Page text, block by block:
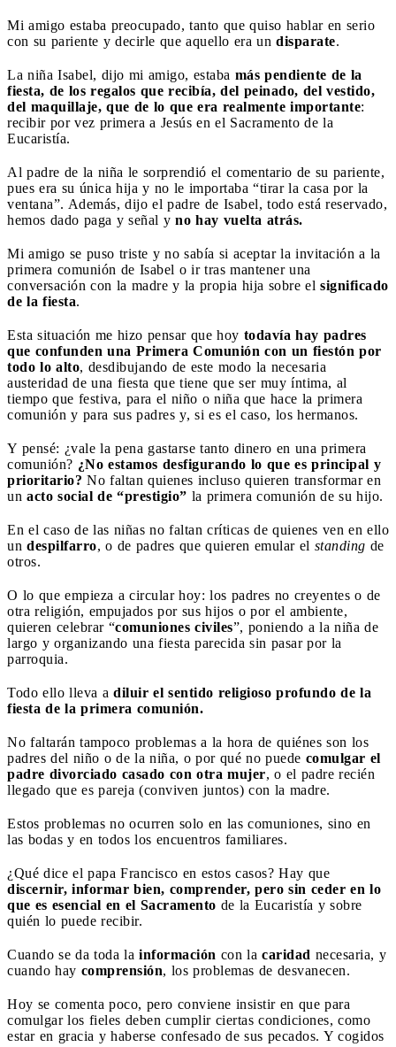
Mi amigo estaba preocupado, tanto que quiso hablar en serio
con su pariente y decirle que aquello era un disparate.
La niña Isabel, dijo mi amigo, estaba más pendiente de la
fiesta, de los regalos que recibía, del peinado, del vestido,
del maquillaje, que de lo que era realmente importante:
recibir por vez primera a Jesús en el Sacramento de la
Eucaristía.
Al padre de la niña le sorprendió el comentario de su pariente,
pues era su única hija y no le importaba “tirar la casa por la
ventana”. Además, dijo el padre de Isabel, todo está reservado,
hemos dado paga y señal y no hay vuelta atrás.
Mi amigo se puso triste y no sabía si aceptar la invitación a la
primera comunión de Isabel o ir tras mantener una
conversación con la madre y la propia hija sobre el significado
de la fiesta.
Esta situación me hizo pensar que hoy todavía hay padres
que confunden una Primera Comunión con un fiestón por
todo lo alto, desdibujando de este modo la necesaria
austeridad de una fiesta que tiene que ser muy íntima, al
tiempo que festiva, para el niño o niña que hace la primera
comunión y para sus padres y, si es el caso, los hermanos.
Y pensé: ¿vale la pena gastarse tanto dinero en una primera
comunión? ¿No estamos desfigurando lo que es principal y
prioritario? No faltan quienes incluso quieren transformar en
un acto social de “prestigio” la primera comunión de su hijo.
En el caso de las niñas no faltan críticas de quienes ven en ello
un despilfarro, o de padres que quieren emular el standing de
otros.
O lo que empieza a circular hoy: los padres no creyentes o de
otra religión, empujados por sus hijos o por el ambiente,
quieren celebrar “comuniones civiles”, poniendo a la niña de
largo y organizando una fiesta parecida sin pasar por la
parroquia.
Todo ello lleva a diluir el sentido religioso profundo de la
fiesta de la primera comunión.
No faltarán tampoco problemas a la hora de quiénes son los
padres del niño o de la niña, o por qué no puede comulgar el
padre divorciado casado con otra mujer, o el padre recién
llegado que es pareja (conviven juntos) con la madre.
Estos problemas no ocurren solo en las comuniones, sino en
las bodas y en todos los encuentros familiares.
¿Qué dice el papa Francisco en estos casos? Hay que
discernir, informar bien, comprender, pero sin ceder en lo
que es esencial en el Sacramento de la Eucaristía y sobre
quién lo puede recibir.
Cuando se da toda la información con la caridad necesaria, y
cuando hay comprensión, los problemas de desvanecen.
Hoy se comenta poco, pero conviene insistir en que para
comulgar los fieles deben cumplir ciertas condiciones, como
estar en gracia y haberse confesado de sus pecados. Y cogidos